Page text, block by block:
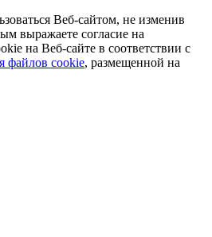
Веб-сайтом, не изменив
выражаете согласие на
на Веб-сайте в соответствии с
файлов cookie, размещенной на